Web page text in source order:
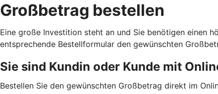
Großbetrag bestellen
Eine große Investition steht an und Sie benötigen einen
entsprechende Bestellformular den gewünschten
Sie sind Kundin oder Kunde mit
Bestellen Sie den gewünschten Großbetrag direkt im